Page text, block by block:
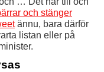
och stänger
ännu, bara därför
listan eller på